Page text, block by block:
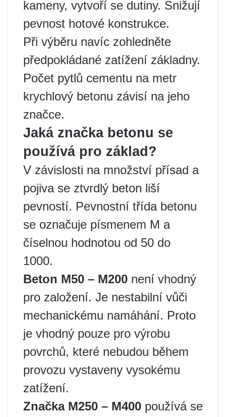
kameny, vytvoří se dutiny. Snižují
pevnost hotové konstrukce.
Při výběru navíc zohledněte
předpokládané zatížení základny.
Počet pytlů cementu na metr
krychlový betonu závisí na jeho
značce.
Jaká značka betonu se
používá pro základ?
V závislosti na množství přísad a
pojiva se ztvrdlý beton liší
pevností. Pevnostní třída betonu
se označuje písmenem M a
číselnou hodnotou od 50 do
1000.
Beton M50 – M200 není vhodný
pro založení. Je nestabilní vůči
mechanickému namáhání. Proto
je vhodný pouze pro výrobu
povrchů, které nebudou během
provozu vystaveny vysokému
zatížení.
Značka M250 – M400 používá se